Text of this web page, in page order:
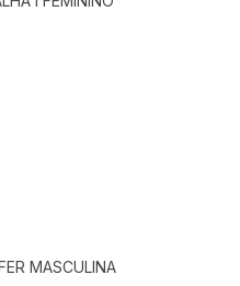
MASCULINA